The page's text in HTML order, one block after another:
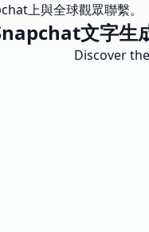
上與全球觀眾聯繫。
文字生
Discover